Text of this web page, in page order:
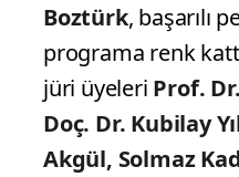
Boztürk, başarılı
programa renk
jüri üyeleri Prof.
Doç. Dr. Kubilay
Akgül, Solmaz